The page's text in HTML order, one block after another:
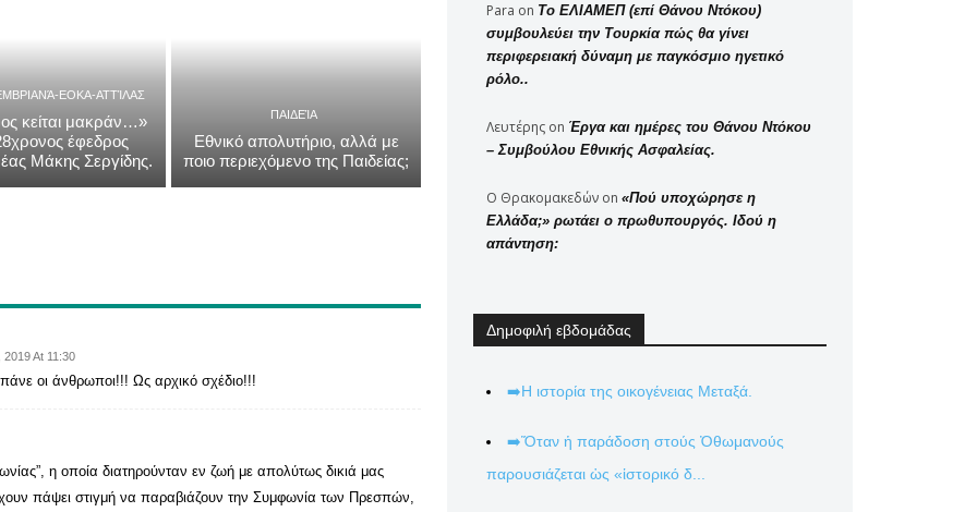
ΕΟΚΑ-ΑΤΤΊΛΑΣ
κείται μακράν…»
έφεδρος
Μάκης Σεργίδης.
ΠΑΙΔΕΊΑ
Εθνικό απολυτήριο, αλλά με
ποιο περιεχόμενο της Παιδείας;
At 11:30
οι άνθρωποι!!! Ως αρχικό σχέδιο!!!
η οποία διατηρούνταν εν ζωή με απολύτως δικιά μας
πάψει στιγμή να παραβιάζουν την Συμφωνία των Πρεσπών,
Para on Το ΕΛΙΑΜΕΠ (επί Θάνου Ντόκου)
συμβουλεύει την Τουρκία πώς θα γίνει
περιφερειακή δύναμη με παγκόσμιο ηγετικό
ρόλο..
Λευτέρης on Έργα και ημέρες του Θάνου Ντόκου
– Συμβούλου Εθνικής Ασφαλείας.
Ο Θρακομακεδών on «Πού υποχώρησε η
Ελλάδα;» ρωτάει ο πρωθυπουργός. Ιδού η
απάντηση:
Δημοφιλή εβδομάδας
➡️Η ιστορία της οικογένειας Μεταξά.
➡️Ὅταν ἡ παράδοση στούς Ὀθωμανούς
παρουσιάζεται ὡς «ἱστορικό δ...